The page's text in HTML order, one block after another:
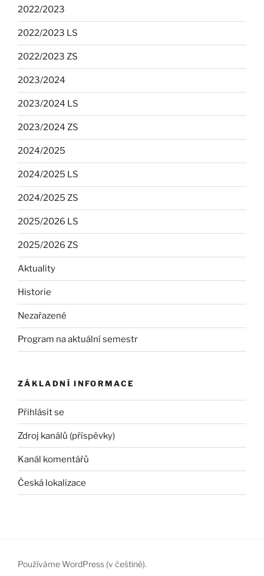
2022/2023
2022/2023 LS
2022/2023 ZS
2023/2024
2023/2024 LS
2023/2024 ZS
2024/2025
2024/2025 LS
2024/2025 ZS
2025/2026 LS
2025/2026 ZS
Aktuality
Historie
Nezařazené
Program na aktuální semestr
ZÁKLADNÍ INFORMACE
Přihlásit se
Zdroj kanálů (příspěvky)
Kanál komentářů
Česká lokalizace
Používáme WordPress (v češtině).